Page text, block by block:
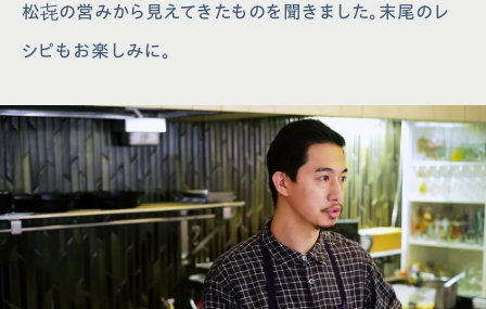
松㐂の営みから見えてきたものを聞きました。末尾のレ
シピもお楽しみに。